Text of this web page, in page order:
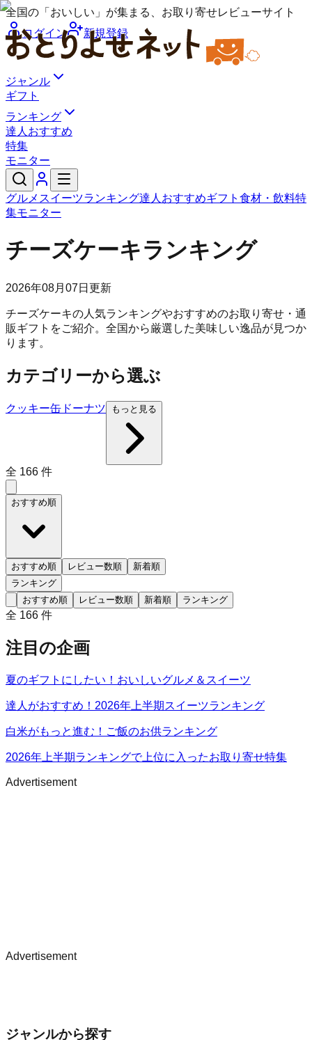
全国の「おいしい」が集まる、お取り寄せレビューサイト
ログイン
新規登録
ジャンル
ギフト
ランキング
達人おすすめ
特集
モニター
グルメ スイーツランキング達人おすすめギフト 食材・飲料特
集モニター
チーズケーキランキング
2026年08月07日 更新
チーズケーキの人気ランキングやおすすめのお取り寄せ・通
販ギフトをご紹介。全国から厳選した美味しい逸品が見つか
ります。
カテゴリーから選ぶ
クッキー缶 ドーナツ もっと見る
全 166 件
おすすめ順
おすすめ順 レビュー数順
新着順
ランキング
おすすめ順
レビュー数順 新着順 ランキング
全 166 件
注目の企画
夏のギフトにしたい！おいしいグルメ＆スイーツ
達人がおすすめ！2026年上半期スイーツランキング
白米がもっと進む！ご飯のお供ランキング
2026年上半期ランキングで上位に入ったお取り寄せ特集
Advertisement
Advertisement
ジャンルから探す